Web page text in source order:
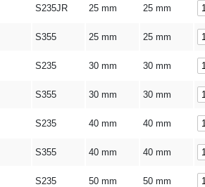
S235JR 25 mm 25 mm
S355 25 mm 25 mm
S235 30 mm 30 mm
S355 30 mm 30 mm
S235 40 mm 40 mm
S355 40 mm 40 mm
S235 50 mm 50 mm